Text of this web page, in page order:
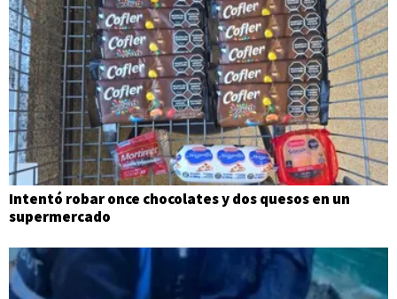
Intentó robar once chocolates y dos quesos en un
supermercado